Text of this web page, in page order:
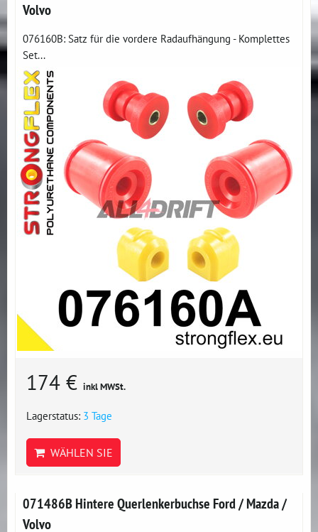
Volvo
076160B: Satz für die vordere Radaufhängung - Komplettes
Set...
174 € inkl MWSt.
Lagerstatus: 3 Tage
WÄHLEN SIE
071486B Hintere Querlenkerbuchse Ford / Mazda /
Volvo